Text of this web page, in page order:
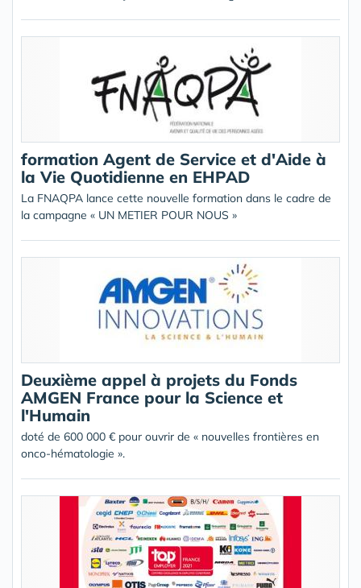
formation Agent de Service et d'Aide à
la Vie Quotidienne en EHPAD
La FNAQPA lance cette nouvelle formation dans le cadre de
la campagne « UN METIER POUR NOUS »
Deuxième appel à projets du Fonds
AMGEN France pour la Science et
l'Humain
doté de 600 000 € pour ouvrir de « nouvelles frontières en
onco-hématologie ».